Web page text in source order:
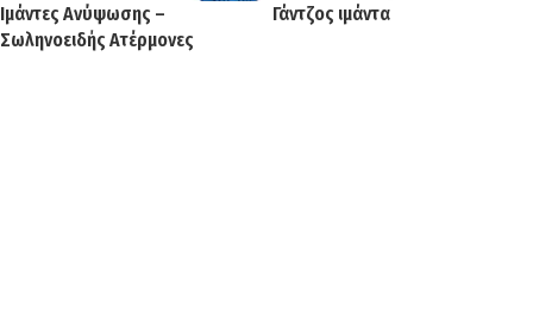
Ιμάντες Ανύψωσης –
Σωληνοειδής Ατέρμονες
Γάντζος ιμάντα